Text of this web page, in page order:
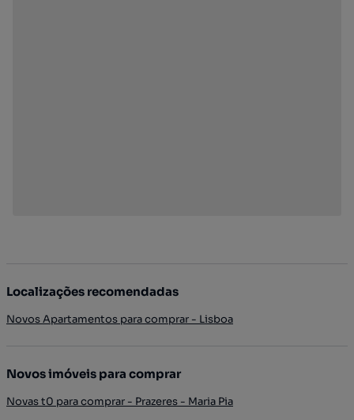
Localizações recomendadas
Novos Apartamentos para comprar - Lisboa
Novos imóveis para comprar
Novas t0 para comprar - Prazeres - Maria Pia